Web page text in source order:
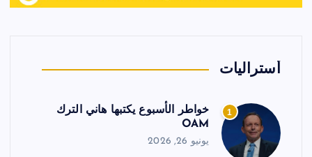
أستراليات
1
خواطر الأسبوع يكتبها هاني الترك
OAM
يونيو 26, 2026